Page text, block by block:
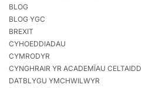
BLOG
BLOG YGC
BREXIT
CYHOEDDIADAU
CYMRODYR
CYNGHRAIR YR ACADEMÏAU CELTAIDD
DATBLYGU YMCHWILWYR